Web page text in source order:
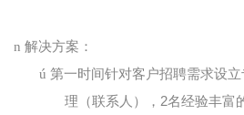
n 解决方案：
ú 第一时间针对客户招聘需求设立
理（联系人）， 2名经验丰富